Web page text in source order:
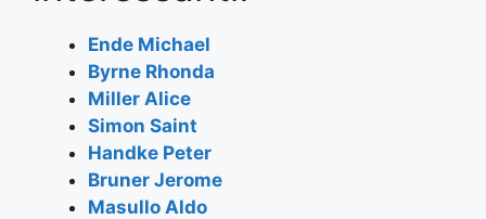
b
o
o
k
A
p
p
a
m
Ende Michael
Byrne Rhonda
Miller Alice
Simon Saint
Handke Peter
Bruner Jerome
Masullo Aldo